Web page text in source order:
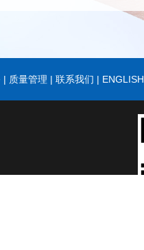
| 质量管理 | 联系我们 | ENGLISH